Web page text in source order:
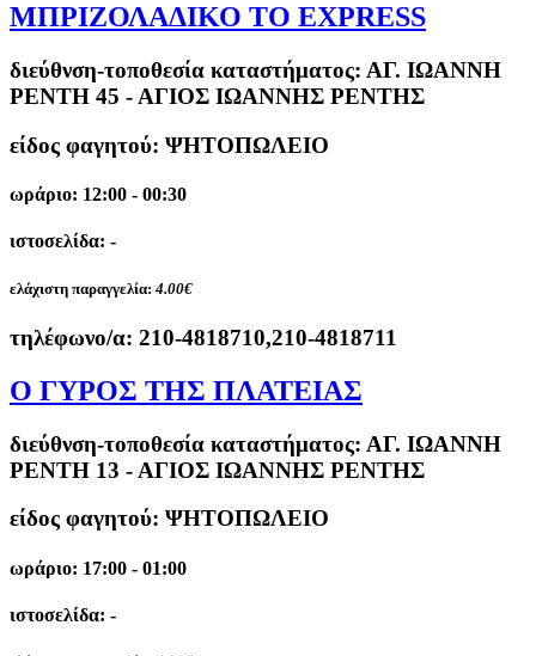
ΜΠΡΙΖΟΛΑΔΙΚΟ ΤΟ EXPRESS
διεύθνση-τοποθεσία καταστήματος: ΑΓ. ΙΩΑΝΝΗ
ΡΕΝΤΗ 45 - ΑΓΙΟΣ ΙΩΑΝΝΗΣ ΡΕΝΤΗΣ
είδος φαγητού: ΨΗΤΟΠΩΛΕΙΟ
ωράριο: 12:00 - 00:30
ιστοσελίδα: -
ελάχιστη παραγγελία: 4.00€
τηλέφωνο/α: 210-4818710,210-4818711
Ο ΓΥΡΟΣ ΤΗΣ ΠΛΑΤΕΙΑΣ
διεύθνση-τοποθεσία καταστήματος: ΑΓ. ΙΩΑΝΝΗ
ΡΕΝΤΗ 13 - ΑΓΙΟΣ ΙΩΑΝΝΗΣ ΡΕΝΤΗΣ
είδος φαγητού: ΨΗΤΟΠΩΛΕΙΟ
ωράριο: 17:00 - 01:00
ιστοσελίδα: -